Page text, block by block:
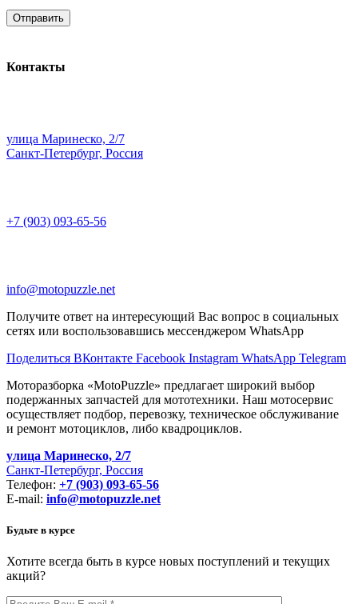
Контакты
улица Маринеско, 2/7
Санкт-Петербург, Россия
+7 (903) 093-65-56
info@motopuzzle.net
Получите ответ на интересующий Вас вопрос в социальных
сетях или воспользовавшись мессенджером WhatsApp
Поделиться ВКонтакте Facebook Instagram WhatsApp Telegram
Моторазборка «MotoPuzzle» предлагает широкий выбор
подержанных запчастей для мототехники. Наш мотосервис
осуществляет подбор, перевозку, техническое обслуживание
и ремонт мотоциклов, либо квадроциклов.
улица Маринеско, 2/7
Санкт-Петербург, Россия
Телефон: +7 (903) 093-65-56
E-mail: info@motopuzzle.net
Будьте в курсе
Хотите всегда быть в курсе новых поступлений и текущих
акций?